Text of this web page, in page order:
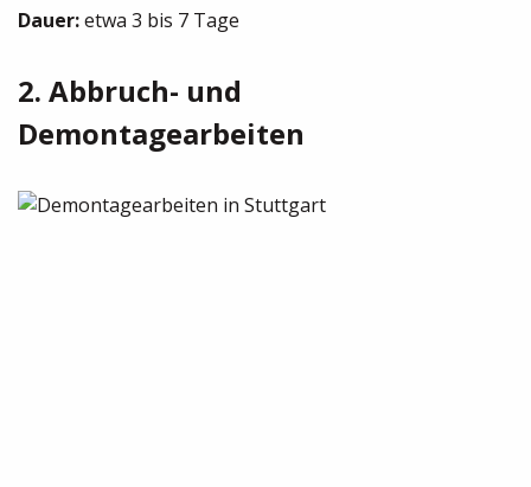
Dauer:etwa 3 bis 7 Tage
2. Abbruch- und
Demontagearbeiten